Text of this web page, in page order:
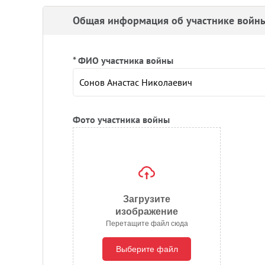
Общая информация об участнике
* ФИО участника войны
Фото участника войны
Загрузите
изображение
Перетащите файл сюда